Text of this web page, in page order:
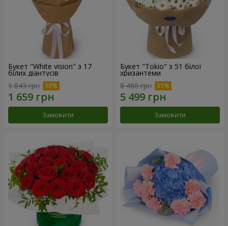
Букет "White vision" з 17
білих діантусів
1 843 грн
Замовити
Букет "Tokio" з 51 білої
хризантеми
8 460 грн
Замовити